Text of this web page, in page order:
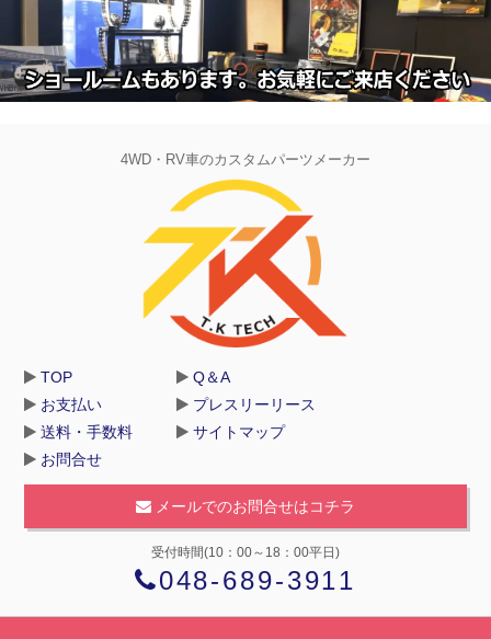
4WD・RV車のカスタムパーツメーカー
TOP
お支払い
送料・手数料
お問合せ
Q＆A
プレスリーリース
サイトマップ
メールでのお問合せはコチラ
受付時間(10：00～18：00平日)
048-689-3911